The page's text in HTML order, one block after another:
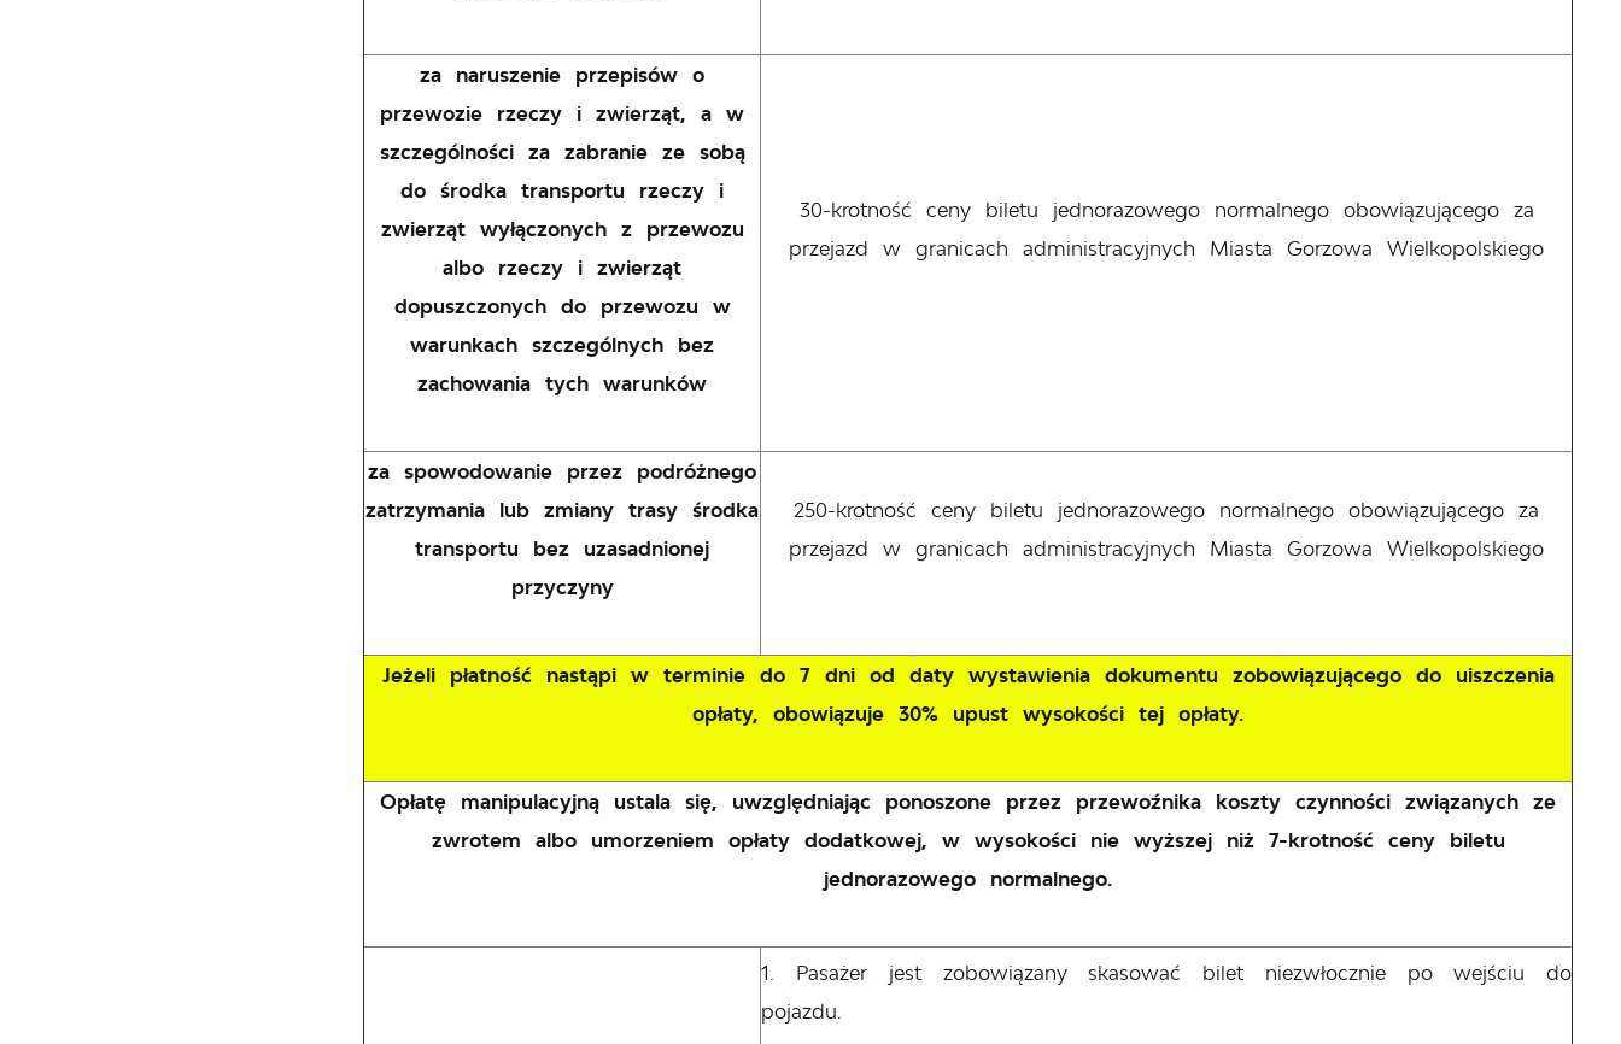
za naruszenie przepisów o
przewozie rzeczy i zwierząt, a w
szczególności za zabranie ze sobą
do środka transportu rzeczy i
zwierząt wyłączonych z przewozu
albo rzeczy i zwierząt
dopuszczonych do przewozu w
warunkach szczególnych bez
zachowania tych warunków
30-krotność ceny biletu jednorazowego normalnego obowiązującego za
przejazd w granicach administracyjnych Miasta Gorzowa Wielkopolskiego
za spowodowanie przez podróżnego
zatrzymania lub zmiany trasy środka
transportu bez uzasadnionej
przyczyny
250-krotność ceny biletu jednorazowego normalnego obowiązującego za
przejazd w granicach administracyjnych Miasta Gorzowa Wielkopolskiego
Jeżeli płatność nastąpi w terminie do 7 dni od daty wystawienia dokumentu zobowiązującego do uiszczenia
opłaty, obowiązuje 30% upust wysokości tej opłaty.
Opłatę manipulacyjną ustala się, uwzględniając ponoszone przez przewoźnika koszty czynności związanych ze
zwrotem albo umorzeniem opłaty dodatkowej, w wysokości nie wyższej niż 7-krotność ceny biletu
jednorazowego normalnego.
Pasażer jest zobowiązany skasować bilet niezwłocznie po wejściu do
pojazdu.